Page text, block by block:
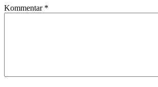
Kommentar *